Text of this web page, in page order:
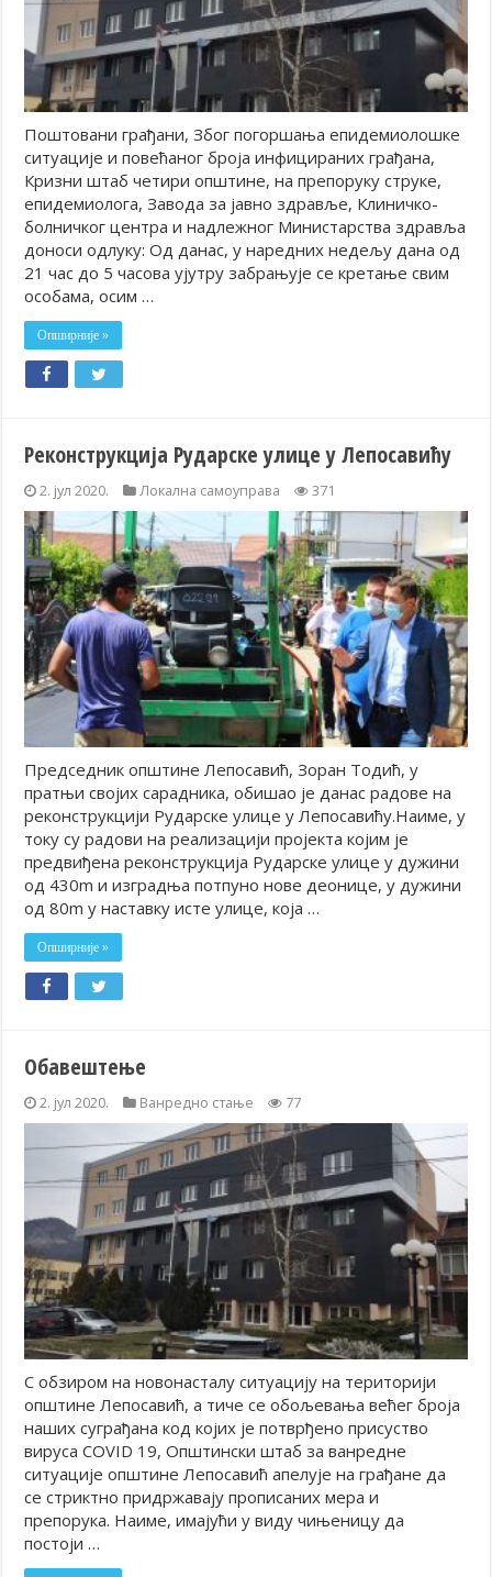
Поштовани грађани, Због погоршања епидемиолошке
ситуације и повећаног броја инфицираних грађана,
Кризни штаб четири општине, на препоруку струке,
епидемиолога, Завода за јавно здравље, Клиничко-
болничког центра и надлежног Министарства здравља
доноси одлуку: Од данас, у наредних недељу дана од
21 час до 5 часова ујутру забрањује се кретање свим
особама, осим …
Опширније »
Реконструкција Рударске улице у Лепосавићу
2. јул 2020. Локална самоуправа 371
Председник општине Лепосавић, Зоран Тодић, у
пратњи својих сарадника, обишао је данас радове на
реконструкцији Рударске улице у Лепосавићу.Наиме, у
току су радови на реализацији пројекта којим је
предвиђена реконструкција Рударске улице у дужини
од 430m и изградња потпуно нове деонице, у дужини
од 80m у наставку исте улице, која …
Опширније »
Обавештење
2. јул 2020. Ванредно стање 77
С обзиром на новонасталу ситуацију на територији
општине Лепосавић, а тиче се обољевања већег броја
наших суграђана код којих је потврђено присуство
вируса COVID 19, Општински штаб за ванредне
ситуације општине Лепосавић апелује на грађане да
се стриктно придржавају прописаних мера и
препорука. Наиме, имајући у виду чињеницу да
постоји …